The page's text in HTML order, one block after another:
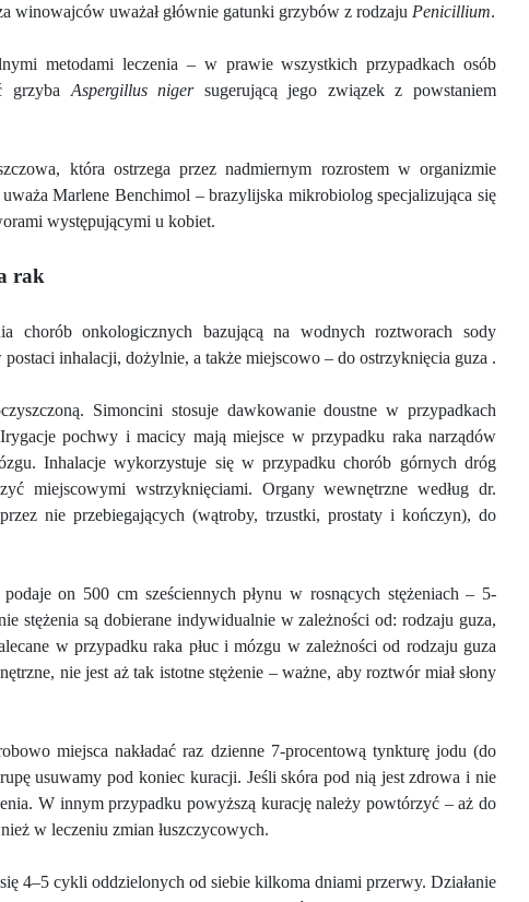
winowajców uważał głównie gatunki grzybów z rodzaju Penicillium.
metodami leczenia – w prawie wszystkich przypadkach osób
grzyba Aspergillus nigersugerującą jego związek z powstaniem
która ostrzega przez nadmiernym rozrostem w organizmie
Marlene Benchimol – brazylijska mikrobiolog specjalizująca się
występującymi u kobiet.
rak
chorób onkologicznych bazującą na wodnych roztworach sody
inhalacji, dożylnie, a także miejscowo – do ostrzyknięcia guza .
Simoncini stosuje dawkowanie doustne w przypadkach
pochwy i macicy mają miejsce w przypadku raka narządów
Inhalacje wykorzystuje się w przypadku chorób górnych dróg
miejscowymi wstrzyknięciami. Organy wewnętrzne według dr.
nie przebiegających (wątroby, trzustki, prostaty i kończyn), do
on 500 cm sześciennych płynu w rosnących stężeniach – 5-
stężenia są dobierane indywidualnie w zależności od: rodzaju guza,
w przypadku raka płuc i mózgu w zależności od rodzaju guza
nie jest aż tak istotne stężenie – ważne, aby roztwór miał słony
miejsca nakładać raz dzienne 7-procentową tynkturę jodu (do
usuwamy pod koniec kuracji. Jeśli skóra pod nią jest zdrowa i nie
W innym przypadku powyższą kurację należy powtórzyć – aż do
w leczeniu zmian łuszczycowych.
4–5 cykli oddzielonych od siebie kilkoma dniami przerwy. Działanie